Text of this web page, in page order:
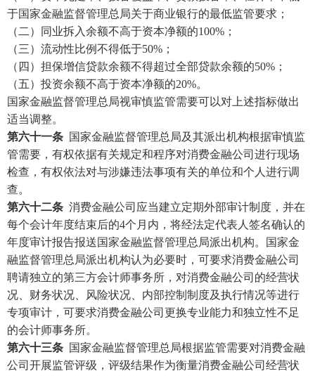
于国家金融监督管理总局关于商业银行的最低监管要求；
（二）同业拆入余额不高于资本净额的100%；
（三）流动性比例不得低于50%；
（四）担保增信贷款余额不得超过全部贷款余额的50%；
（五）投资余额不高于资本净额的20%。
国家金融监督管理总局视审慎监管需要可以对上述指标做出
适当调整。
第六十一条 国家金融监督管理总局及其派出机构根据审慎监
管需要，有权依据有关规定和程序对消费金融公司进行现场
检查，有权依法对与涉嫌违法事项有关的单位和个人进行调
查。
第六十二条 消费金融公司应当建立定期外部审计制度，并在
每个会计年度结束后的4个月内，将经法定代表人签名确认的
年度审计报告报送国家金融监督管理总局派出机构。国家金
融监督管理总局派出机构认为必要时，可要求消费金融公司
聘请独立的第三方会计师事务所，对消费金融公司的经营状
况、财务状况、风险状况、内部控制制度及执行情况等进行
专项审计，可要求消费金融公司更换专业能力和独立性不足
的会计师事务所。
第六十三条 国家金融监督管理总局根据监管需要对消费金融
公司开展监管评级，评级结果作为衡量消费金融公司经营状